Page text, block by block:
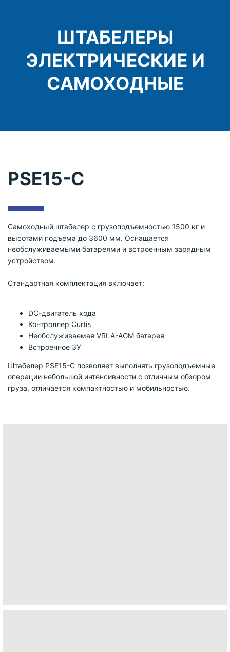
ШТАБЕЛЕРЫ
ЭЛЕКТРИЧЕСКИЕ И
САМОХОДНЫЕ
PSE15-C
Самоходный штабелер с грузоподъемностью 1500 кг и
высотами подъема до 3600 мм. Оснащается
необслуживаемыми батареями и встроенным зарядным
устройством.
Cтандартная комплектация включает:
DC-двигатель хода
Контроллер Curtis
Необслуживаемая VRLA-AGM батарея
Встроенное ЗУ
Штабелер PSE15-C позволяет выполнять грузоподъемные
операции небольшой интенсивности с отличным обзором
груза, отличается компактностью и мобильностью.